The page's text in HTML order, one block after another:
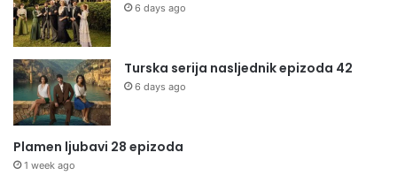
6 days ago
Turska serija nasljednik epizoda 42
6 days ago
Plamen ljubavi 28 epizoda
1 week ago